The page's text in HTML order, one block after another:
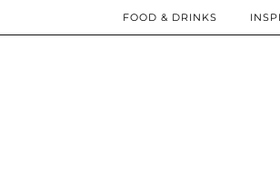
FOOD & DRINKS